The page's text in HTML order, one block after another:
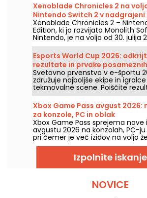
Xenoblade Chronicles 2 na
Nintendo Switch 2 v nadgrajeni
Xenoblade Chronicles 2 –
Edition, ki jo razvijata Monolith
Nintendo, je na voljo od 30. julija
Nintendo Switch 2. Ta nova
zmogljivost RPG-ja in dodaja več
vsebin.
Esports World Cup 2026:
rezultate in prvake
Svetovno prvenstvo v e-športu
združuje najboljše ekipe in
tekmovalne scene. Poiščite
tekem, števila točk, zmagovalce
posameznih turnirjev in koledar
dvobojev.
Xbox Game Pass avgust 2026:
za konzole, PC in oblak
Xbox Game Pass sprejema nove
avgustu 2026 na konzolah, PC-
pri čemer je več izidov na voljo
lansiranju. Tukaj so glavni
Microsoft napovedal za
Izpolnite iskanje
NOVICE